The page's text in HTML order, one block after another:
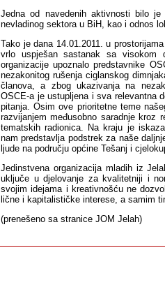
Jedna od navedenih aktivnosti bilo je
nevladinog sektora u BiH, kao i odnos
Tako je dana 14.01.2011. u
vrlo uspješan sastanak sa visokom
organizacije upoznalo predstavnike
nezakonitog rušenja ciglanskog
članova, a zbog ukazivanja na
OSCE-a je ustupljena i sva relevantna
pitanja. Osim ove prioritetne teme
razvijanjem međusobno saradnje kroz
tematskih radionica. Na kraju je
nam predstavlja podstrek za naše
ljude na području općine Tešanj i
Jedinstvena organizacija mladih iz
uključe u djelovanje za kvalitetniji i
svojim idejama i kreativnošću ne
lične i kapitalističke interese, a samim
(prenešeno sa stranice JOM Jelah)